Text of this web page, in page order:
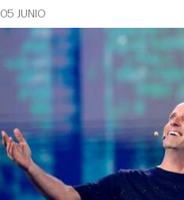
05 JUNIO